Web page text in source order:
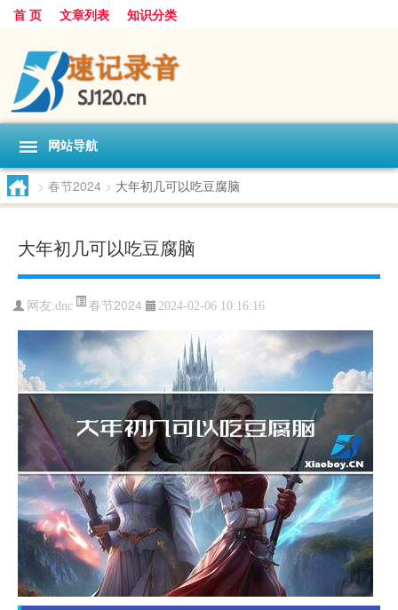
首 页 文章列表 知识分类
网站导航
> 春节2024 > 大年初几可以吃豆腐脑
大年初几可以吃豆腐脑
网友:dnc 春节2024 2024-02-06 10:16:16